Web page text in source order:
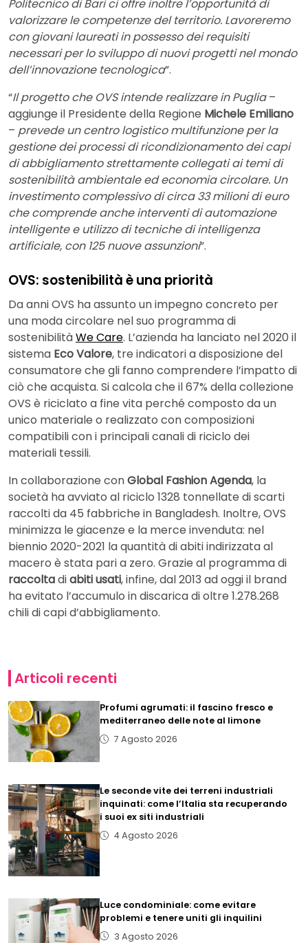
Politecnico di Bari ci offre inoltre l’opportunità di
valorizzare le competenze del territorio. Lavoreremo
con giovani laureati in possesso dei requisiti
necessari per lo sviluppo di nuovi progetti nel mondo
dell’innovazione tecnologica”.
“Il progetto che OVS intende realizzare in Puglia–
aggiunge il Presidente della Regione Michele Emiliano
– prevede un centro logistico multifunzione per la
gestione dei processi di ricondizionamento dei capi
di abbigliamento strettamente collegati ai temi di
sostenibilità ambientale ed economia circolare. Un
investimento complessivo di circa 33 milioni di euro
che comprende anche interventi di automazione
intelligente e utilizzo di tecniche di intelligenza
artificiale, con 125 nuove assunzioni”.
OVS: sostenibilità è una priorità
Da anni OVS ha assunto un impegno concreto per
una moda circolare nel suo programma di
sostenibilitàWe Care. L’azienda ha lanciato nel 2020 il
sistema Eco Valore, tre indicatori a disposizione del
consumatore che gli fanno comprendere l’impatto di
ciò che acquista. Si calcola che il 67% della collezione
OVS è riciclato a fine vita perché composto da un
unico materiale o realizzato con composizioni
compatibili con i principali canali di riciclo dei
materiali tessili.
In collaborazione conGlobal Fashion Agenda, la
società ha avviato al riciclo 1328 tonnellate di scarti
raccolti da 45 fabbriche in Bangladesh. Inoltre, OVS
minimizza le giacenze e la merce invenduta: nel
biennio 2020-2021 la quantità di abiti indirizzata al
macero è stata pari a zero. Grazie al programma di
raccoltadiabiti usati, infine, dal 2013 ad oggi il brand
ha evitato l’accumulo in discarica di oltre 1.278.268
chili di capi d’abbigliamento.
Articoli recenti
Profumi agrumati: il fascino fresco e
mediterraneo delle note al limone
7 Agosto 2026
Le seconde vite dei terreni industriali
inquinati: come l’Italia sta recuperando
i suoi ex siti industriali
4 Agosto 2026
Luce condominiale: come evitare
problemi e tenere uniti gli inquilini
3 Agosto 2026